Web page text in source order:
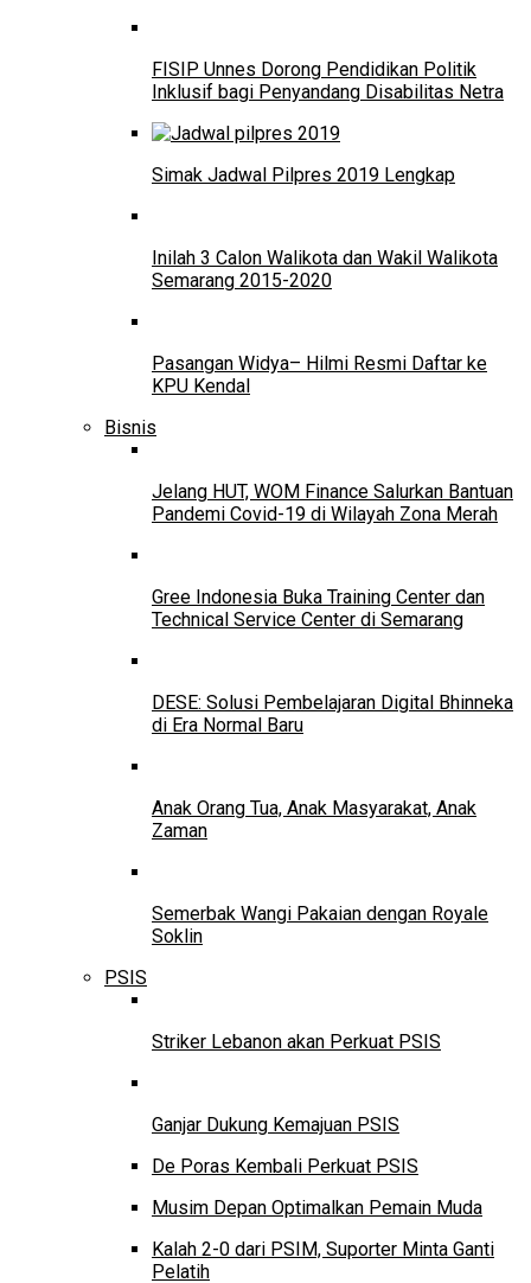
FISIP Unnes Dorong Pendidikan Politik
Inklusif bagi Penyandang Disabilitas Netra
Simak Jadwal Pilpres 2019 Lengkap
Inilah 3 Calon Walikota dan Wakil Walikota
Semarang 2015-2020
Pasangan Widya– Hilmi Resmi Daftar ke
KPU Kendal
Bisnis
Jelang HUT, WOM Finance Salurkan Bantuan
Pandemi Covid-19 di Wilayah Zona Merah
Gree Indonesia Buka Training Center dan
Technical Service Center di Semarang
DESE: Solusi Pembelajaran Digital Bhinneka
di Era Normal Baru
Anak Orang Tua, Anak Masyarakat, Anak
Zaman
Semerbak Wangi Pakaian dengan Royale
Soklin
PSIS
Striker Lebanon akan Perkuat PSIS
Ganjar Dukung Kemajuan PSIS
De Poras Kembali Perkuat PSIS
Musim Depan Optimalkan Pemain Muda
Kalah 2-0 dari PSIM, Suporter Minta Ganti
Pelatih